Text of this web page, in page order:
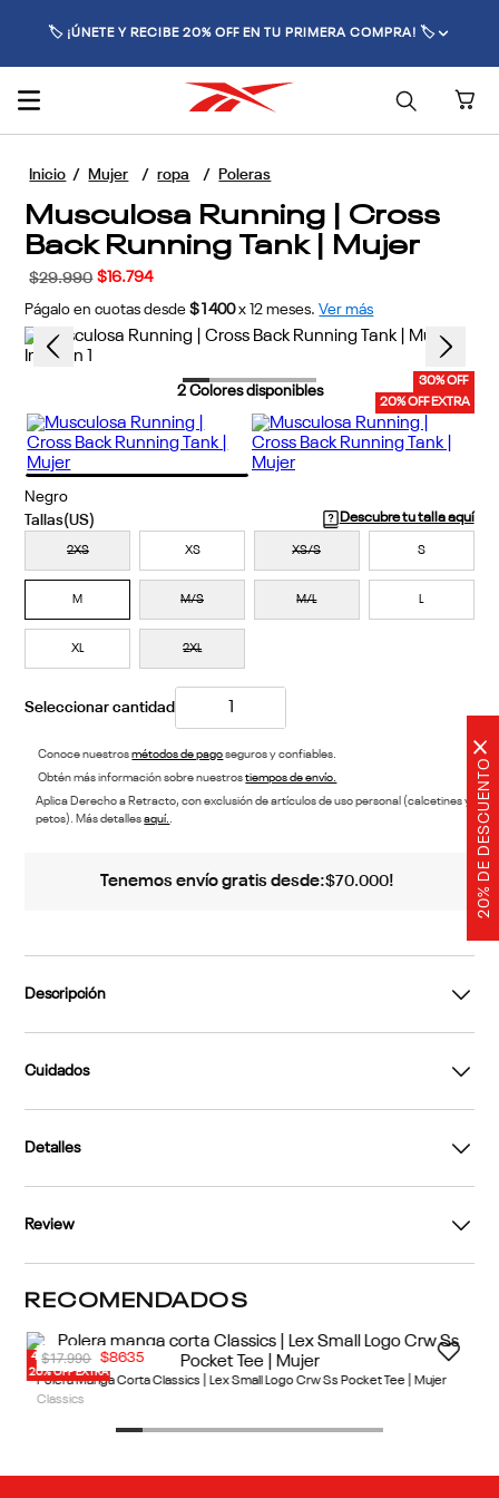
20% DE DESCUENTO
×
🚚 ENVÍO GRATIS POR COMPRAS SUPERIORES A $70.000 🚚
Mujer ropa Poleras
Musculosa Running | Cross
Back Running Tank | Mujer
$29.990 $ 16.794
Págalo en cuotas desde $1400 x 12 meses. Ver más
30% OFF
20% OFF EXTRA
2Colores disponibles
Negro
Descubre tu talla aquí
2XS XS XS/S S
M M/S M/L L
XL 2XL
Conoce nuestrosmétodos de pagoseguros y confiables.
Obtén más información sobre nuestrostiempos de envío.
Aplica Derecho a Retracto, con exclusión de artículos de uso personal (calcetines y
petos). Más detallesaquí..
Tenemos envío gratis desde:$70.000!
Descripción
Cuidados
Detalles
Review
RECOMENDADOS
40% OFF
20% OFF EXTRA